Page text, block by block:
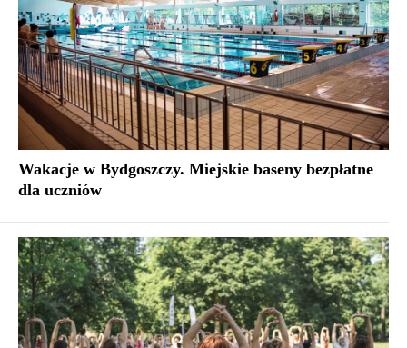
Wakacje w Bydgoszczy. Miejskie baseny bezpłatne
dla uczniów